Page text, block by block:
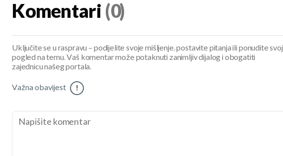
Komentari (0)
Uključite se u raspravu – podijelite svoje mišljenje, postavite pitanja ili ponudite svoj
pogled na temu. Vaš komentar može potaknuti zanimljiv dijalog i obogatiti
zajednicu našeg portala.
Važna obavijest !